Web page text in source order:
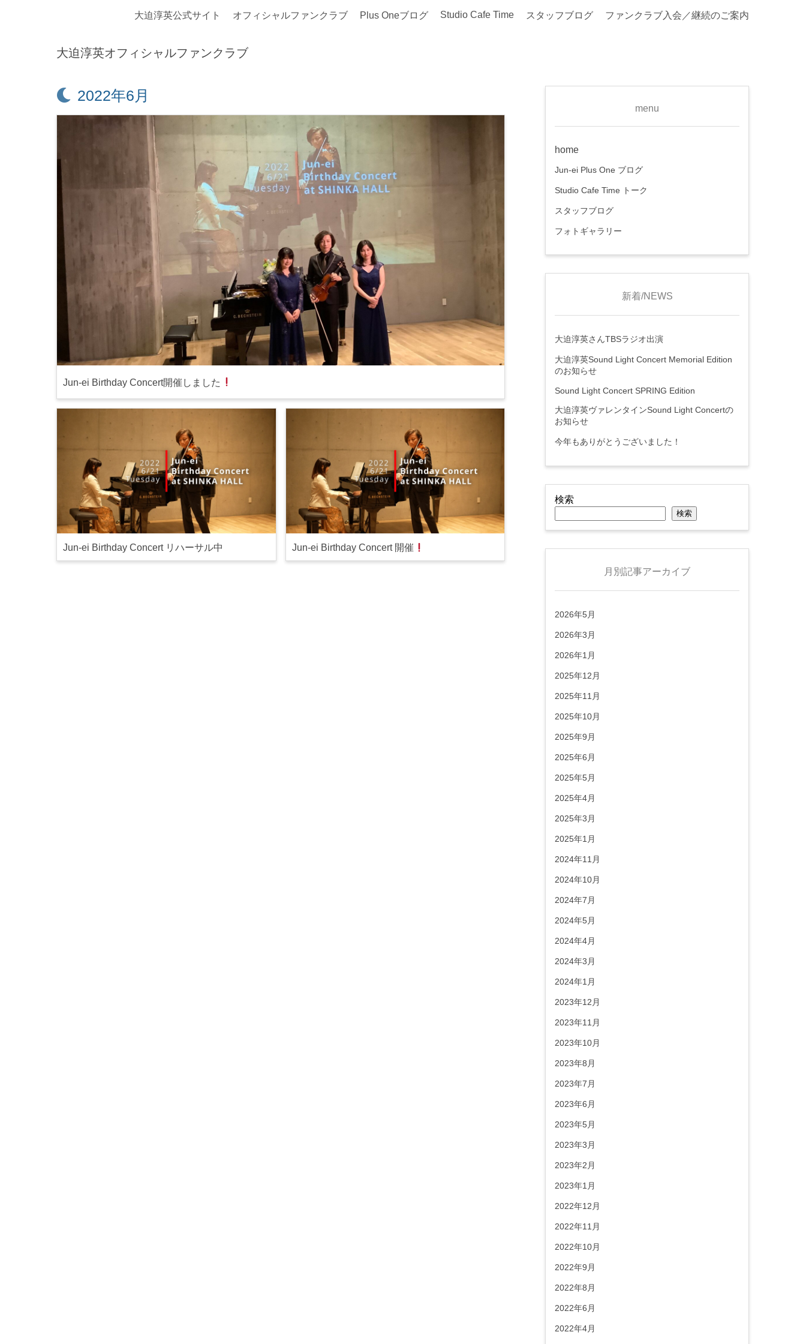
大迫淳英オフィシャルファンクラブ
大迫淳英公式サイト オフィシャルファンクラブ Plus Oneブログ Studio Cafe Time スタッフブログ ファンクラブ入会／継続のご案内
月:
2022年6月
Jun-ei Birthday Concert開催しました
Jun-ei Birthday Concert リハーサル中 Jun-ei Birthday Concert 開催
menu
home
Jun-ei Plus One ブログ
Studio Cafe Time トーク
スタッフブログ
フォトギャラリー
新着/NEWS
大迫淳英さんTBSラジオ出演
大迫淳英Sound Light Concert Memorial Edition
のお知らせ
Sound Light Concert SPRING Edition
大迫淳英ヴァレンタインSound Light Concertの
お知らせ
今年もありがとうございました！
検索
検索
月別記事アーカイブ
2026年5月
2026年3月
2026年1月
2025年12月
2025年11月
2025年10月
2025年9月
2025年6月
2025年5月
2025年4月
2025年3月
2025年1月
2024年11月
2024年10月
2024年7月
2024年5月
2024年4月
2024年3月
2024年1月
2023年12月
2023年11月
2023年10月
2023年8月
2023年7月
2023年6月
2023年5月
2023年3月
2023年2月
2023年1月
2022年12月
2022年11月
2022年10月
2022年9月
2022年8月
2022年6月
2022年4月